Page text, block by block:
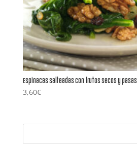
Espinacas salteadas con frutos secos y pasas
3,60€